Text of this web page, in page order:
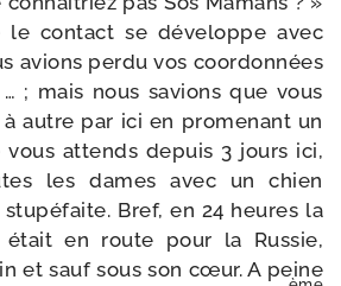
contact se déve­loppe avec
avions per­du vos coor­don­nées
; mais nous savions que vous
autre par ici en pro­me­nant un
attends depuis 3 jours ici,
les dames avec un chien
Bref, en 24 heures la
était en route pour la Russie,
et sauf sous son cœur. A peine